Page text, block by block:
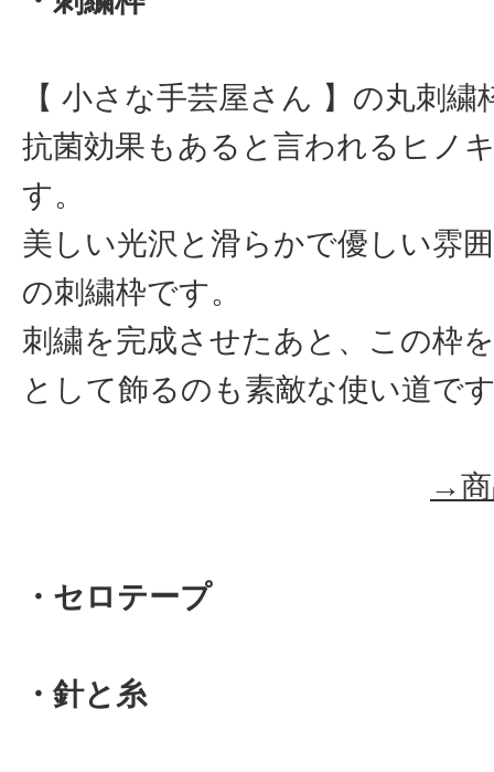
【 小さな手芸屋さん 】の丸刺
抗菌効果もあると言われるヒノ
す。
美しい光沢と滑らかで優しい雰
の刺繍枠です。
刺繍を完成させたあと、この枠
として飾るのも素敵な使い道で
→商
・セロテープ
・針と糸